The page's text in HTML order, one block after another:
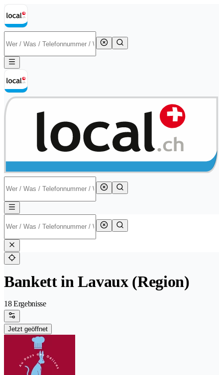
Bankett in Lavaux (Region)
18 Ergebnisse
Jetzt geöffnet